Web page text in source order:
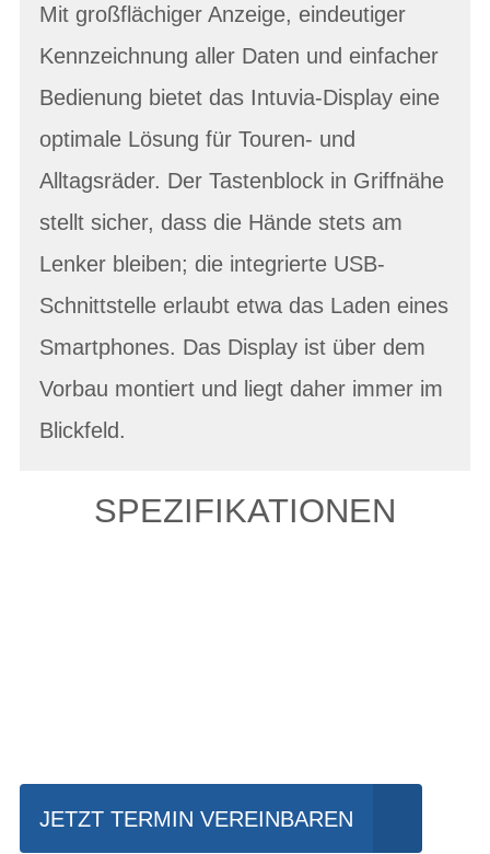
Mit großflächiger Anzeige, eindeutiger
Kennzeichnung aller Daten und einfacher
Bedienung bietet das Intuvia-Display eine
optimale Lösung für Touren- und
Alltagsräder. Der Tastenblock in Griffnähe
stellt sicher, dass die Hände stets am
Lenker bleiben; die integrierte USB-
Schnittstelle erlaubt etwa das Laden eines
Smartphones. Das Display ist über dem
Vorbau montiert und liegt daher immer im
Blickfeld.
SPEZIFIKATIONEN
JETZT TERMIN VEREINBAREN